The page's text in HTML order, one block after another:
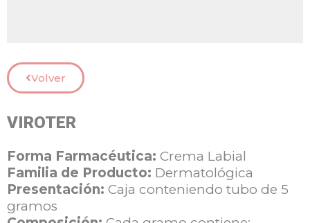
Volver
VIROTER
Forma Farmacéutica: Crema Labial
Familia de Producto: Dermatológica
Presentación: Caja conteniendo tubo de 5
gramos